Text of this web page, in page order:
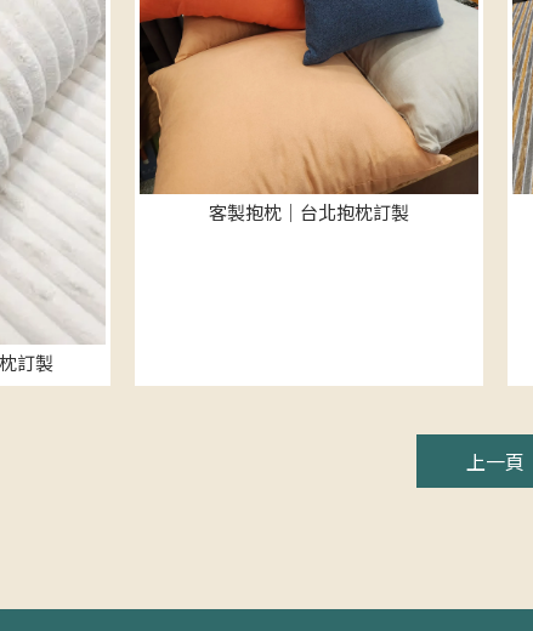
訂製
客製抱枕｜台北抱枕訂製
上一頁